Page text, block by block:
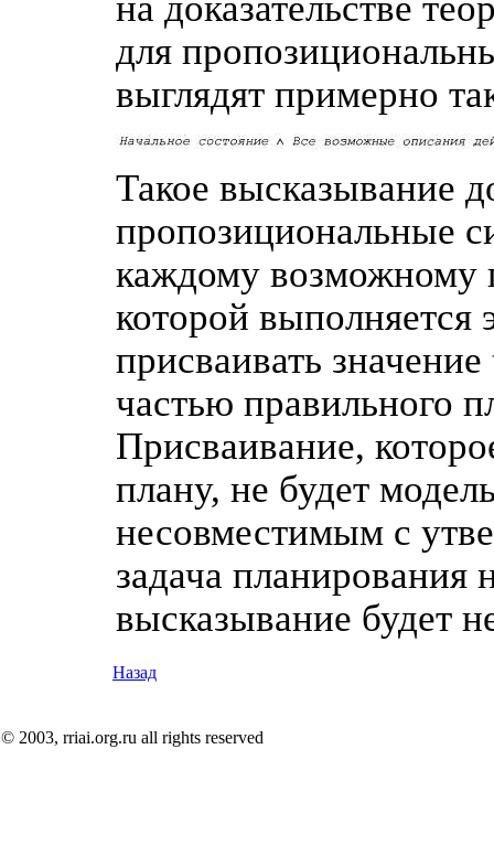
для
выглядят примерно
Такое высказывание
пропозициональные
каждому возможному
которой выполняется
присваивать
частью правильного
Присваивание,
плану, не будет
несовместимым с
задача планирования
высказывание будет
Назад
© 2003, rriai.org.ru all rights reserved